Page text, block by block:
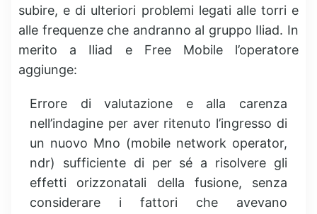
subire, e di ulteriori problemi legati alle torri e
alle frequenze che andranno al gruppo Iliad. In
merito a Iliad e Free Mobile l’operatore
aggiunge:
Errore di valutazione e alla carenza
nell’indagine per aver ritenuto l’ingresso di
un nuovo Mno (mobile network operator,
ndr) sufficiente di per sé a risolvere gli
effetti orizzonatali della fusione, senza
considerare i fattori che avevano